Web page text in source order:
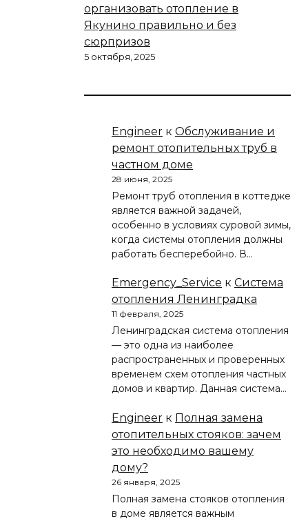
организовать отопление в
Якунино правильно и без
сюрпризов
5 октября, 2025
Engineer к Обслуживание и
ремонт отопительных труб в
частном доме
28 июня, 2025
Ремонт труб отопления в коттедже
является важной задачей,
особенно в условиях суровой зимы,
когда системы отопления должны
работать бесперебойно. В…
Emergency_Service к Система
отопления Ленинградка
11 февраля, 2025
Ленинградская система отопления
— это одна из наиболее
распространенных и проверенных
временем схем отопления частных
домов и квартир. Данная система…
Engineer к Полная замена
отопительных стояков: зачем
это необходимо вашему
дому?
26 января, 2025
Полная замена стояков отопления
в доме является важным